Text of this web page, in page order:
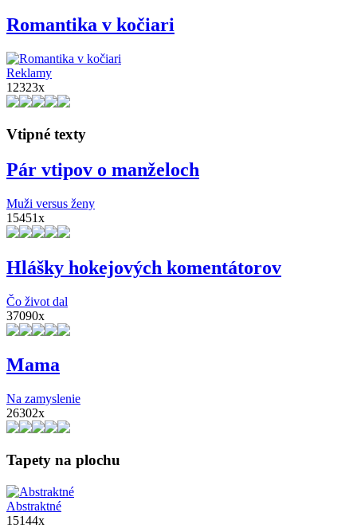
Romantika v kočiari
Reklamy
12323x
Vtipné texty
Pár vtipov o manželoch
Muži versus ženy
15451x
Hlášky hokejových komentátorov
Čo život dal
37090x
Mama
Na zamyslenie
26302x
Tapety na plochu
Abstraktné
15144x